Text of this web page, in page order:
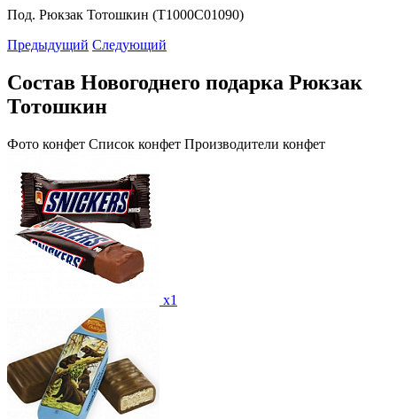
Под. Рюкзак Тотошкин (Т1000С01090)
Предыдущий Следующий
Состав Новогоднего подарка Рюкзак
Тотошкин
Фото конфет Список конфет Производители конфет
x1